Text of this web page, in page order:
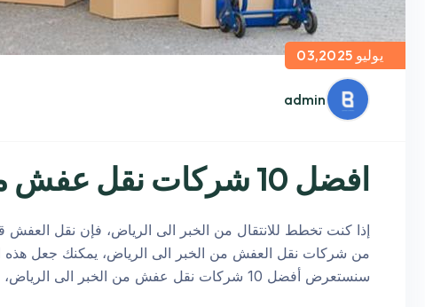
admin
يوليو 03,2025
افضل 10 شركات نقل عفش من الخبر الى الرياض
إذا كنت تخطط للانتقال من الخبر الى الرياض، فإن نقل العفش
من شركات نقل العفش من الخبر الى الرياض، يمكنك جعل هذه
سنستعرض أفضل 10 شركات نقل عفش من الخبر الى الرياض، مع…